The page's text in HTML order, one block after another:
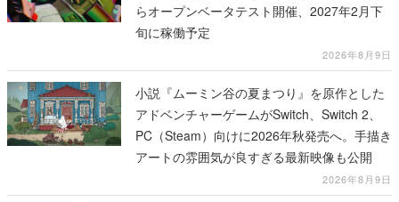
らオープンベータテスト開催、2027年2月下
旬に稼働予定
2026年8月9日
小説『ムーミン谷の夏まつり』を原作とした
アドベンチャーゲームがSwitch、Switch 2、
PC（Steam）向けに2026年秋発売へ。手描き
アートの雰囲気が良すぎる最新映像も公開
2026年8月9日